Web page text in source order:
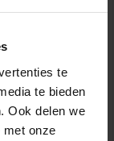
te
te bieden
Ook delen we
met onze